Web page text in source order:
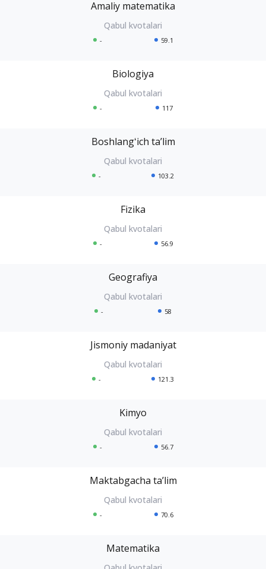
Amaliy matematika
- 59.1
Biologiya
- 117
Boshlangʻich taʼlim
- 103.2
Fizika
- 56.9
Geografiya
- 58
Jismoniy madaniyat
- 121.3
Kimyo
- 56.7
Maktabgacha taʼlim
- 70.6
Matematika